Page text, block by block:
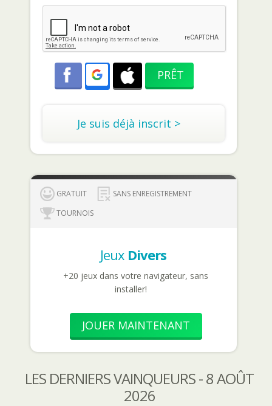
Je suis déjà inscrit >
GRATUIT
SANS ENREGISTREMENT
TOURNOIS
Jeux Divers
+20 jeux dans votre navigateur, sans
installer!
JOUER MAINTENANT
LES DERNIERS VAINQUEURS - 8 AOÛT
2026